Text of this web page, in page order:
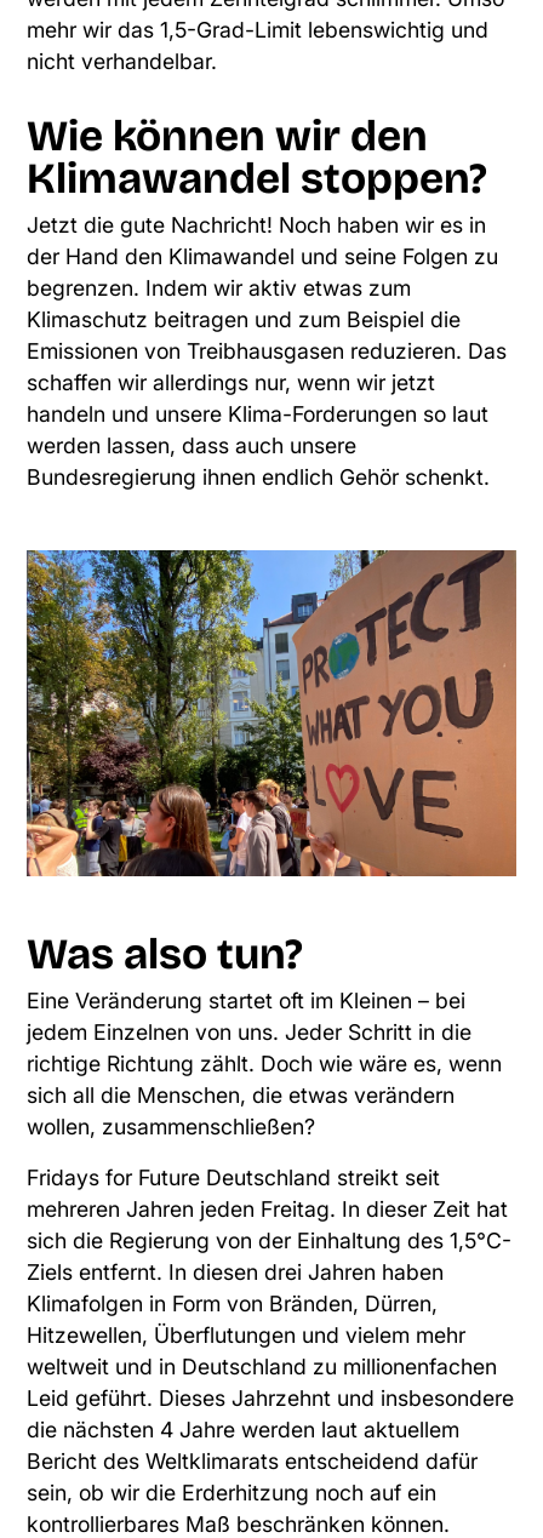
mehr wir das 1,5-Grad-Limit lebenswichtig und
nicht verhandelbar.
Wie können wir den
Klimawandel stoppen?
Jetzt die gute Nachricht! Noch haben wir es in
der Hand den Klimawandel und seine Folgen zu
begrenzen. Indem wir aktiv etwas zum
Klimaschutz beitragen und zum Beispiel die
Emissionen von Treibhausgasen reduzieren. Das
schaffen wir allerdings nur, wenn wir jetzt
handeln und unsere Klima-Forderungen so laut
werden lassen, dass auch unsere
Bundesregierung ihnen endlich Gehör schenkt.
Was also tun?
Eine Veränderung startet oft im Kleinen – bei
jedem Einzelnen von uns. Jeder Schritt in die
richtige Richtung zählt. Doch wie wäre es, wenn
sich all die Menschen, die etwas verändern
wollen, zusammenschließen?
Fridays for Future Deutschland streikt seit
mehreren Jahren jeden Freitag. In dieser Zeit hat
sich die Regierung von der Einhaltung des 1,5°C-
Ziels entfernt. In diesen drei Jahren haben
Klimafolgen in Form von Bränden, Dürren,
Hitzewellen, Überflutungen und vielem mehr
weltweit und in Deutschland zu millionenfachen
Leid geführt. Dieses Jahrzehnt und insbesondere
die nächsten 4 Jahre werden laut aktuellem
Bericht des Weltklimarats entscheidend dafür
sein, ob wir die Erderhitzung noch auf ein
kontrollierbares Maß beschränken können.